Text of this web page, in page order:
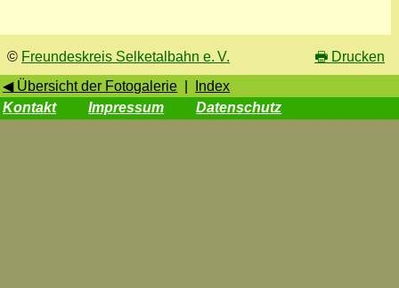
© Freundeskreis Selketalbahn e. V. 🖶 Drucken
◀ Übersicht der Fotogalerie
Index
Kontakt
Impressum Datenschutz